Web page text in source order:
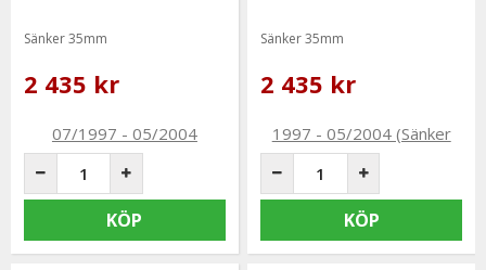
Sänker 35mm
2 435 kr
KÖP
Sänker 35mm
2 435 kr
KÖP